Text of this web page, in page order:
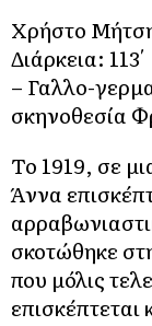
Χρήστο
Διάρκεια: 113′
– Γαλλο-
σκηνοθεσία
Το 1919, σε
Άννα
σκοτώθηκε
που μόλις